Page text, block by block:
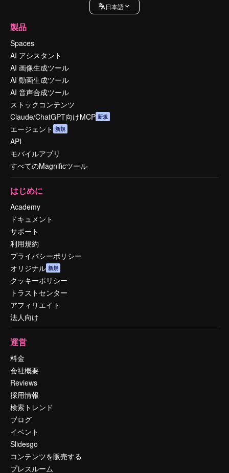
日本語
製品
Spaces
AI アシスタント
AI 画像生成ツール
AI 動画生成ツール
AI 音声合成ツール
ストックコンテンツ
Claude/ChatGPT向けMCP 新規
エージェント 新規
API
モバイルアプリ
すべてのMagnificツール
はじめに
Academy
ドキュメント
サポート
利用規約
プライバシーポリシー
オリジナル 新規
クッキーポリシー
トラストセンター
アフィリエイト
法人向け
運営
料金
会社概要
Reviews
採用情報
検索トレンド
ブログ
イベント
Slidesgo
コンテンツを販売する
プレスルーム